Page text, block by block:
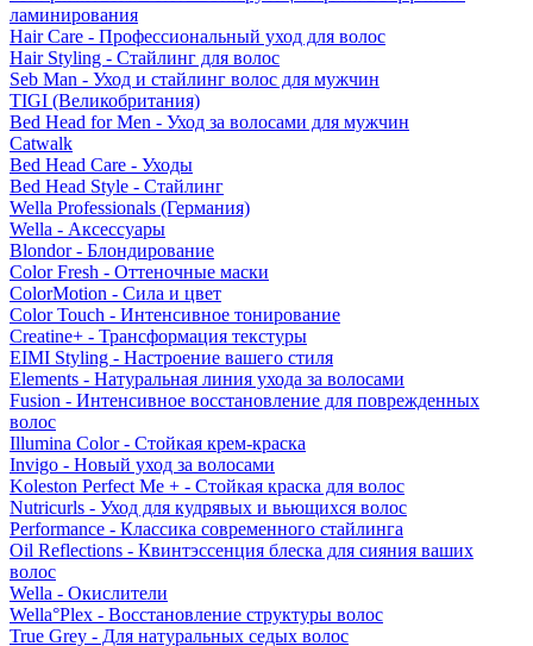
ламинирования
Hair Care - Профессиональный уход для волос
Hair Styling - Стайлинг для волос
Seb Man - Уход и стайлинг волос для мужчин
TIGI (Великобритания)
Bed Head for Men - Уход за волосами для мужчин
Catwalk
Bed Head Care - Уходы
Bed Head Style - Стайлинг
Wella Professionals (Германия)
Wella - Аксессуары
Blondor - Блондирование
Color Fresh - Оттеночные маски
ColorMotion - Сила и цвет
Color Touch - Интенсивное тонирование
Creatine+ - Трансформация текстуры
EIMI Styling - Настроение вашего стиля
Elements - Натуральная линия ухода за волосами
Fusion - Интенсивное восстановление для поврежденных
волос
Illumina Color - Стойкая крем-краска
Invigo - Новый уход за волосами
Koleston Perfect Me + - Стойкая краска для волос
Nutricurls - Уход для кудрявых и вьющихся волос
Performance - Классика современного стайлинга
Oil Reflections - Квинтэссенция блеска для сияния ваших
волос
Wella - Окислители
Wella°Plex - Восстановление структуры волос
True Grey - Для натуральных седых волос